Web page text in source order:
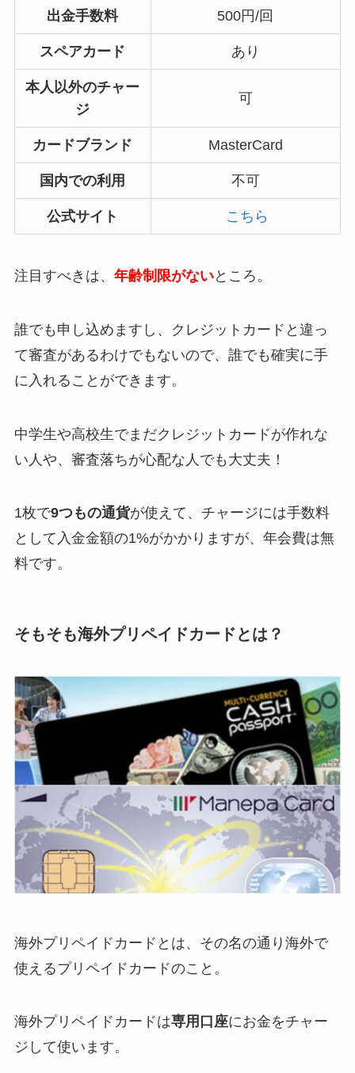
出金手数料 500円/回
スペアカード あり
本人以外のチャー
ジ
可
カードブランド MasterCard
国内での利用 不可
公式サイト こちら
注目すべきは、 年齢制限がないところ。
誰でも申し込めますし、クレジットカードと違っ
て審査があるわけでもないので、誰でも確実に手
に入れることができます。
中学生や高校生でまだクレジットカードが作れな
い人や、審査落ちが心配な人でも大丈夫！
1枚で9つもの通貨が使えて、チャージには手数料
として入金金額の1%がかかりますが、年会費は無
料です。
そもそも海外プリペイドカードとは？
海外プリペイドカードとは、その名の通り海外で
使えるプリペイドカードのこと。
海外プリペイドカードは専用口座にお金をチャー
ジして使います。